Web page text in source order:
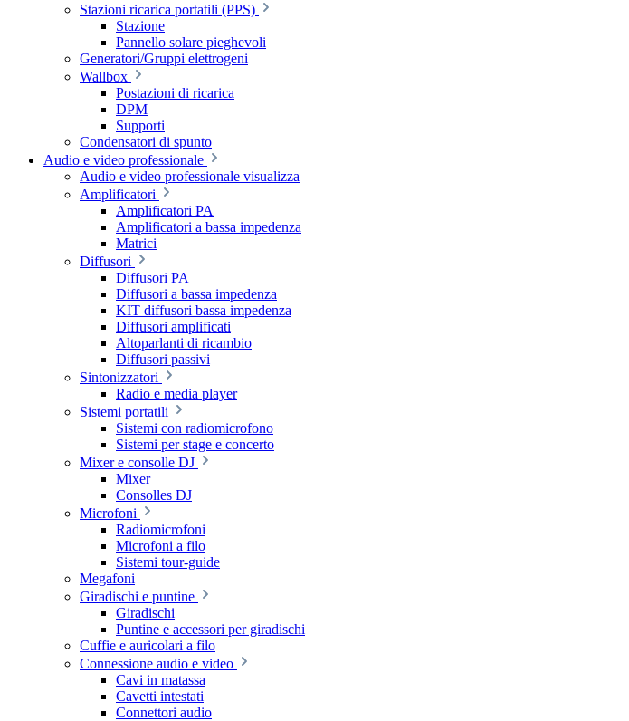
Stazioni ricarica portatili (PPS)
Stazione
Pannello solare pieghevoli
Generatori/Gruppi elettrogeni
Wallbox
Postazioni di ricarica
DPM
Supporti
Condensatori di spunto
Audio e video professionale
Audio e video professionale visualizza
Amplificatori
Amplificatori PA
Amplificatori a bassa impedenza
Matrici
Diffusori
Diffusori PA
Diffusori a bassa impedenza
KIT diffusori bassa impedenza
Diffusori amplificati
Altoparlanti di ricambio
Diffusori passivi
Sintonizzatori
Radio e media player
Sistemi portatili
Sistemi con radiomicrofono
Sistemi per stage e concerto
Mixer e consolle DJ
Mixer
Consolles DJ
Microfoni
Radiomicrofoni
Microfoni a filo
Sistemi tour-guide
Megafoni
Giradischi e puntine
Giradischi
Puntine e accessori per giradischi
Cuffie e auricolari a filo
Connessione audio e video
Cavi in matassa
Cavetti intestati
Connettori audio